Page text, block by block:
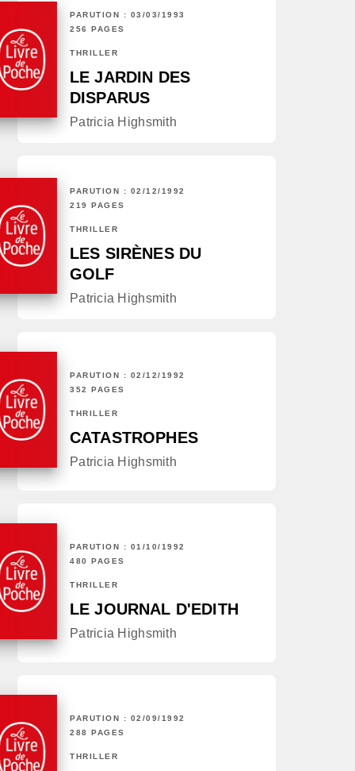
PARUTION : 03/03/1993
256 PAGES
THRILLER
LE JARDIN DES
DISPARUS
Patricia Highsmith
PARUTION : 02/12/1992
219 PAGES
THRILLER
LES SIRÈNES DU
GOLF
Patricia Highsmith
PARUTION : 02/12/1992
352 PAGES
THRILLER
CATASTROPHES
Patricia Highsmith
PARUTION : 01/10/1992
480 PAGES
THRILLER
LE JOURNAL D'EDITH
Patricia Highsmith
PARUTION : 02/09/1992
288 PAGES
THRILLER